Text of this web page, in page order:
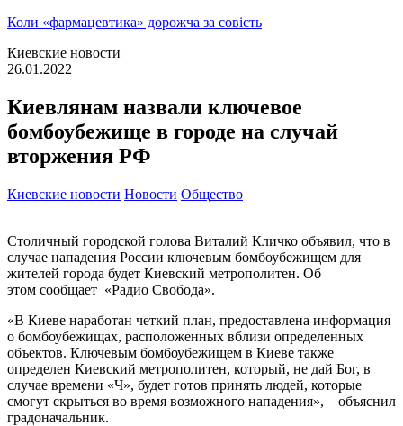
Коли «фармацевтика» дорожча за совість
Киевские новости
26.01.2022
Киевлянам назвали ключевое
бомбоубежище в городе на случай
вторжения РФ
Киевские новости Новости Общество
Столичный городской голова Виталий Кличко объявил, что в
случае нападения России ключевым бомбоубежищем для
жителей города будет Киевский метрополитен. Об
этом сообщает «Радио Свобода».
«В Киеве наработан четкий план, предоставлена информация
о бомбоубежищах, расположенных вблизи определенных
объектов. Ключевым бомбоубежищем в Киеве также
определен Киевский метрополитен, который, не дай Бог, в
случае времени «Ч», будет готов принять людей, которые
смогут скрыться во время возможного нападения», – объяснил
градоначальник.